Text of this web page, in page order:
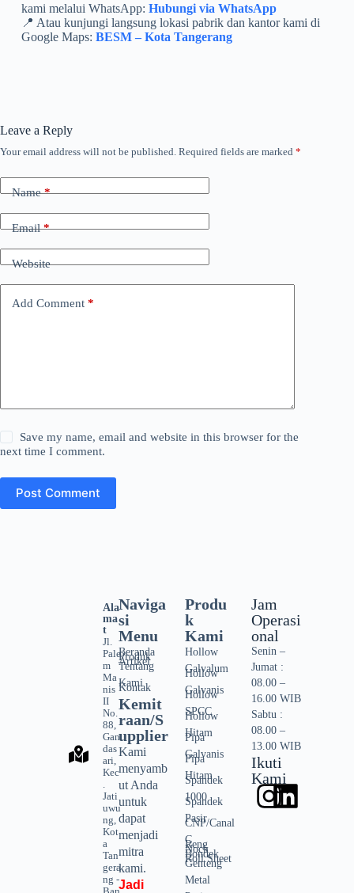
kami melalui WhatsApp: Hubungi via WhatsApp
📍 Atau kunjungi langsung lokasi pabrik dan kantor kami di
Google Maps: BESM – Kota Tangerang
Leave a Reply
Your email address will not be published. Required fields are marked *
Name*
Email*
Website
Add Comment *
Save my name, email and website in this browser for the
next time I comment.
Post Comment
Ala
ma
t
Jl.
Pale
m
Ma
nis
II
No.
88,
Gan
das
ari,
Kec
.
Jati
uwu
ng,
Kot
a
Tan
gera
ng -
Naviga
si
Menu
Beranda
Produk
Artikel
Tentang
Kami
Kontak
Kemit
raan/S
upplier
Kami
menyamb
ut Anda
untuk
dapat
menjadi
mitra
kami.
Jadi
Produ
k
Kami
Hollow
Galvalum
Hollow
Galvanis
Hollow
SPCC
Hollow
Hitam
Pipa
Galvanis
Pipa
Hitam
Spandek
1000
Spandek
Pasir
CNP/Canal
C
Reng
Nock
Bondek
Roll Sheet
Genteng
Metal
Jam
Operasi
onal
Senin –
Jumat :
08.00 –
16.00 WIB
Sabtu :
08.00 –
13.00 WIB
Ikuti
Kami